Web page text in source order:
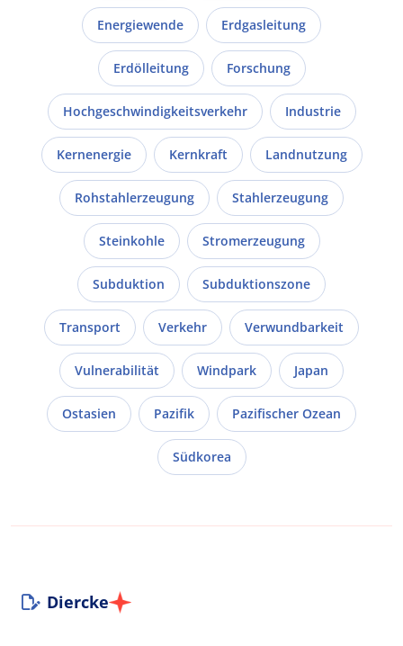
Energiewende Erdgasleitung
Erdölleitung Forschung
Hochgeschwindigkeitsverkehr Industrie
Kernenergie Kernkraft Landnutzung
Rohstahlerzeugung Stahlerzeugung
Steinkohle Stromerzeugung
Subduktion Subduktionszone
Transport Verkehr Verwundbarkeit
Vulnerabilität Windpark Japan
Ostasien Pazifik Pazifischer Ozean
Südkorea
Diercke